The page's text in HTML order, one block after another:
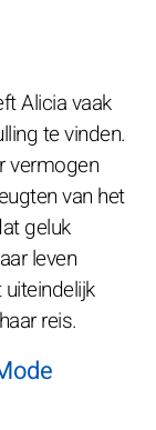
Alicia vaak
te vinden.
vermogen
van het
geluk
leven
reis.